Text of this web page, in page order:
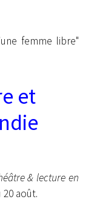
femme libre"
et
& lecture en
août.